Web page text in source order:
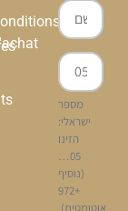
מספר
ישראלי:
הזינו
05…
(נוסיף
+972